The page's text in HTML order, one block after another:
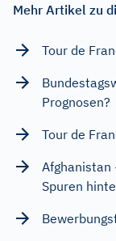
Mehr Artikel zu
Tour de
Prognosen?
Tour de
Afghanistan
Spuren